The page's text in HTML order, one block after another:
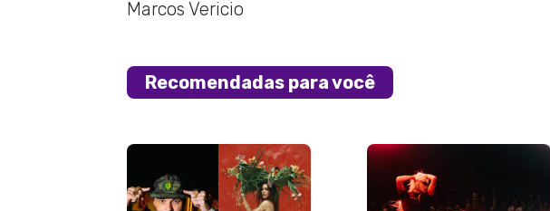
Marcos Vericio
Recomendadas para você